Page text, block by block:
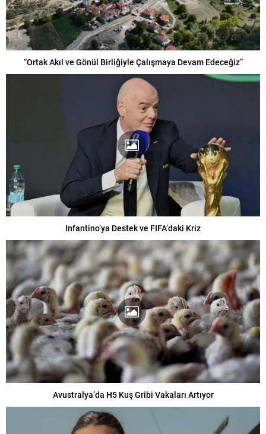
“Ortak Akıl ve Gönül Birliğiyle Çalışmaya Devam Edeceğiz”
Infantino’ya Destek ve FIFA’daki Kriz
Avustralya’da H5 Kuş Gribi Vakaları Artıyor